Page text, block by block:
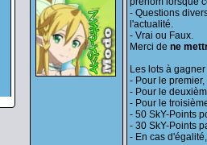
- Questions
l'actualité.
- Vrai ou Faux.
Merci de ne
Les lots à
- Pour le
- Pour le
- Pour le
- 50 SkY-Points
- 30 SkY-Points
- En cas